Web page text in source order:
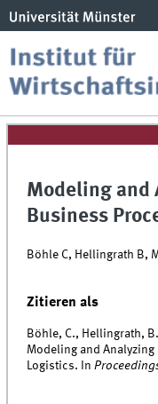
Modeling and
Business
Böhle C, Hellingrath B,
Zitieren als
Böhle, C., Hellingrath,
Modeling and
Logistics. In